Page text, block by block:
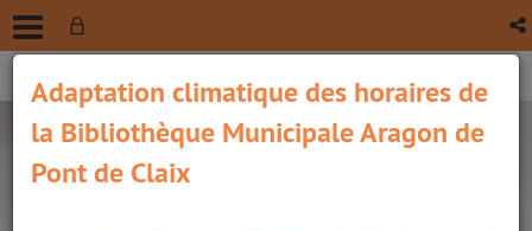
Adaptation climatique des horaires de
la Bibliothèque Municipale Aragon de
Pont de Claix